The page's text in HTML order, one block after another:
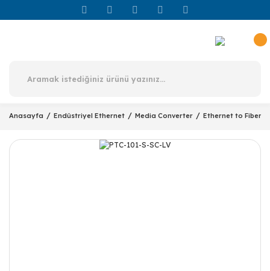
Anasayfa Endüstriyel Ethernet Media Converter Ethernet to Fiber